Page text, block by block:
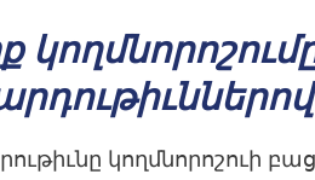
կողմնորոշուի